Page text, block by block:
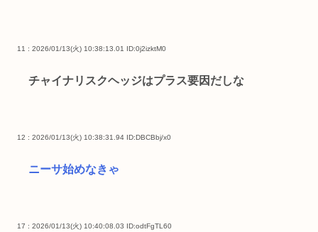
11 : 2026/01/13(火) 10:38:13.01 ID:0j2izktM0
チャイナリスクヘッジはプラス要因だしな
12 : 2026/01/13(火) 10:38:31.94 ID:DBCBbj/x0
ニーサ始めなきゃ
17 : 2026/01/13(火) 10:40:08.03 ID:odtFgTL60